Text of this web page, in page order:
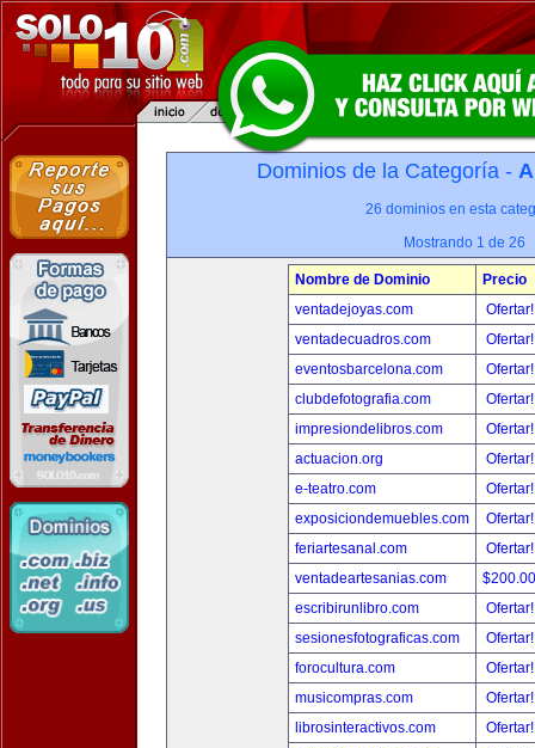
Dominios de la Categoría -
26 dominios en esta
Mostrando 1 de 26
Nombre de Dominio
Precio
ventadejoyas.com
ventadecuadros.com
eventosbarcelona.com
clubdefotografia.com
impresiondelibros.com
actuacion.org
e-teatro.com
exposiciondemuebles.com
feriartesanal.com
ventadeartesanias.com
escribirunlibro.com
sesionesfotograficas.com
forocultura.com
musicompras.com
librosinteractivos.com